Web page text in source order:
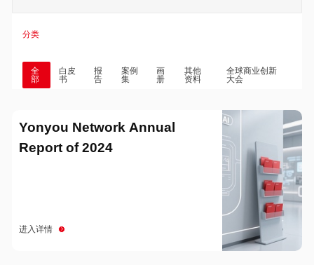
分类
全
部
白皮
书
报
告
案例
集
画
册
其他
资料
全球商业创新
大会
Yonyou Network Annual
Report of 2024
进入详情